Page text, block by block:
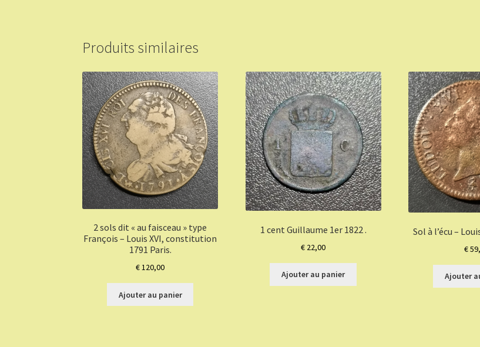
Produits similaires
2 sols dit « au faisceau » type
François – Louis XVI, constitution
1791 Paris.
€120,00
Ajouter au panier
1 cent Guillaume 1er 1822 .
€ 22,00
Ajouter au panier
Sol à l’écu –
€
Ajouter